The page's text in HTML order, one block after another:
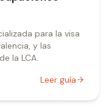
para la visa
y las
la LCA.
Leer guía